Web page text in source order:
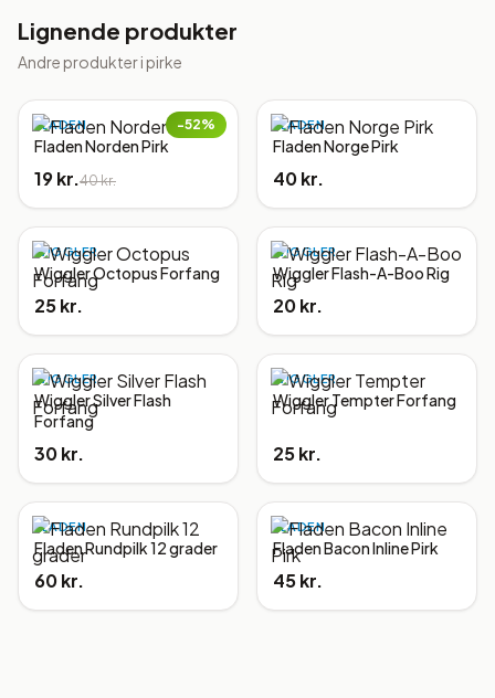
Lignende produkter
Andre produkter i pirke
−52%
FLADEN
Fladen Norden Pirk
19 kr.40 kr.
FLADEN
Fladen Norge Pirk
40 kr.
WIGGLER
Wiggler Octopus Forfang
25 kr.
WIGGLER
Wiggler Flash-A-Boo Rig
20 kr.
WIGGLER
Wiggler Silver Flash
Forfang
30 kr.
WIGGLER
Wiggler Tempter Forfang
25 kr.
FLADEN
Fladen Rundpilk 12 grader
60 kr.
FLADEN
Fladen Bacon Inline Pirk
45 kr.